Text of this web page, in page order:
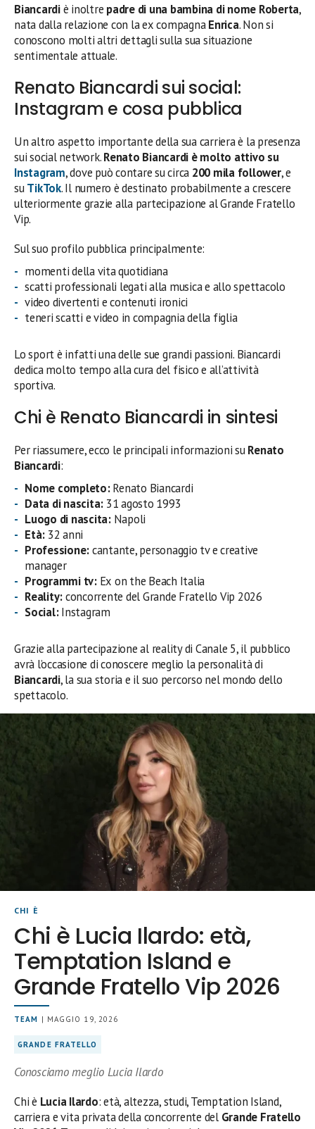
Biancardiè inoltre padre di una bambina di nome Roberta,
nata dalla relazione con la ex compagnaEnrica. Non si
conoscono molti altri dettagli sulla sua situazione
sentimentale attuale.
Renato Biancardi sui social:
Instagram e cosa pubblica
Un altro aspetto importante della sua carriera è la presenza
sui social network.Renato Biancardi è molto attivo su
Instagram, dove può contare su circa 200 mila follower, e
suTikTok. Il numero è destinato probabilmente a crescere
ulteriormente grazie alla partecipazione al Grande Fratello
Vip.
Sul suo profilo pubblica principalmente:
momenti della vita quotidiana
scatti professionali legati alla musica e allo spettacolo
video divertenti e contenuti ironici
teneri scatti e video in compagnia della figlia
Lo sport è infatti una delle sue grandi passioni. Biancardi
dedica molto tempo alla cura del fisico e all’attività
sportiva.
Chi è Renato Biancardi in sintesi
Per riassumere, ecco le principali informazioni suRenato
Biancardi:
Nome completo:Renato Biancardi
Data di nascita: 31 agosto 1993
Luogo di nascita:Napoli
Età: 32 anni
Professione:cantante, personaggio tv e creative
manager
Programmi tv:Ex on the Beach Italia
Reality:concorrente del Grande Fratello Vip 2026
Social:Instagram
Grazie alla partecipazione al reality di Canale 5, il pubblico
avrà l’occasione di conoscere meglio la personalità di
Biancardi, la sua storia e il suo percorso nel mondo dello
spettacolo.
CHI È
Chi è Lucia Ilardo: età,
Temptation Island e
Grande Fratello Vip 2026
TEAM | MAGGIO 19, 2026
GRANDE FRATELLO
Conosciamo meglio Lucia Ilardo
Chi è Lucia Ilardo: età, altezza, studi, Temptation Island,
carriera e vita privata della concorrente del Grande Fratello